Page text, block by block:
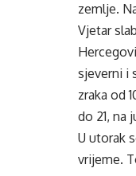
zemlje.
Vjetar
sjeverni i
zraka od
do 21, na
U utorak
vrijeme.